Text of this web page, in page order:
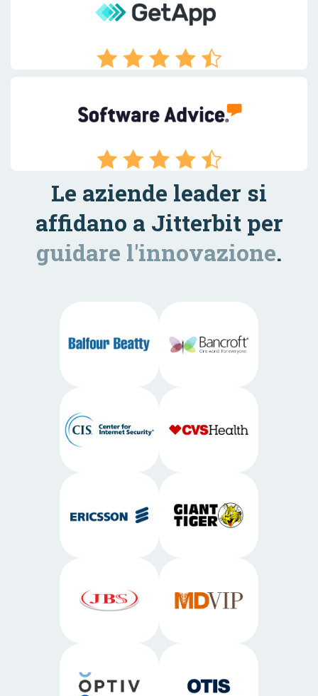
Le aziende leader si
affidano a Jitterbit per
guidare l'innovazione.